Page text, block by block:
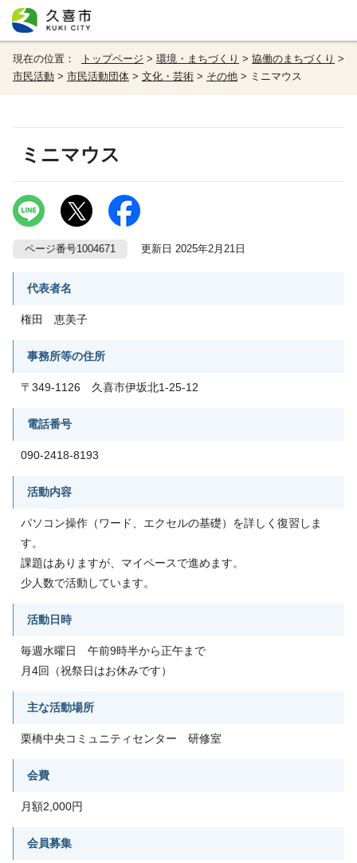
現在の位置： トップページ > 環境・まちづくり > 協働のまちづくり >
市民活動 > 市民活動団体 > 文化・芸術 > その他 > ミニマウス
ミニマウス
ページ番号1004671 更新日 2025年2月21日
代表者名
権田 恵美子
事務所等の住所
〒349-1126 久喜市伊坂北1-25-12
電話番号
090-2418-8193
活動内容
パソコン操作（ワード、エクセルの基礎）を詳しく復習しま
す。
課題はありますが、マイペースで進めます。
少人数で活動しています。
活動日時
毎週水曜日 午前9時半から正午まで
月4回（祝祭日はお休みです）
主な活動場所
栗橋中央コミュニティセンター 研修室
会費
月額2,000円
会員募集